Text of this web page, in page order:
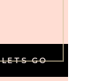
LETS GO